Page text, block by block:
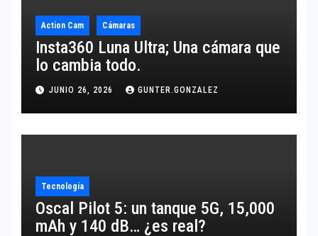
Action Cam Cámaras
Insta360 Luna Ultra; Una cámara que
lo cambia todo.
JUNIO 26, 2026 GUNTER.GONZALEZ
Tecnología
Oscal Pilot 5: un tanque 5G, 15,000
mAh y 140 dB… ¿es real?